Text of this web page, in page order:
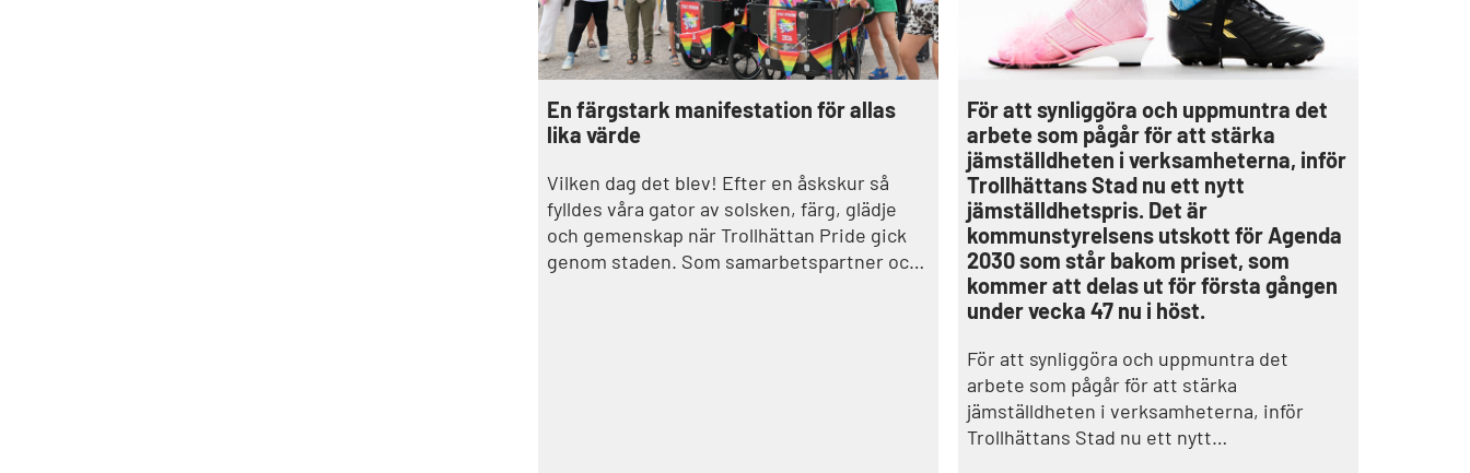
En färgstark manifestation för allas
lika värde
Vilken dag det blev! Efter en åskskur så
fylldes våra gator av solsken, färg, glädje
och gemenskap när Trollhättan Pride gick
genom staden. Som samarbetspartner och
För att synliggöra och uppmuntra det
arbete som pågår för att stärka
jämställdheten i verksamheterna, inför
Trollhättans Stad nu ett nytt
jämställdhetspris. Det är
kommunstyrelsens utskott för Agenda
2030 som står bakom priset, som
kommer att delas ut för första gången
under vecka 47 nu i höst.
För att synliggöra och uppmuntra det
arbete som pågår för att stärka
jämställdheten i verksamheterna, inför
Trollhättans Stad nu ett nytt